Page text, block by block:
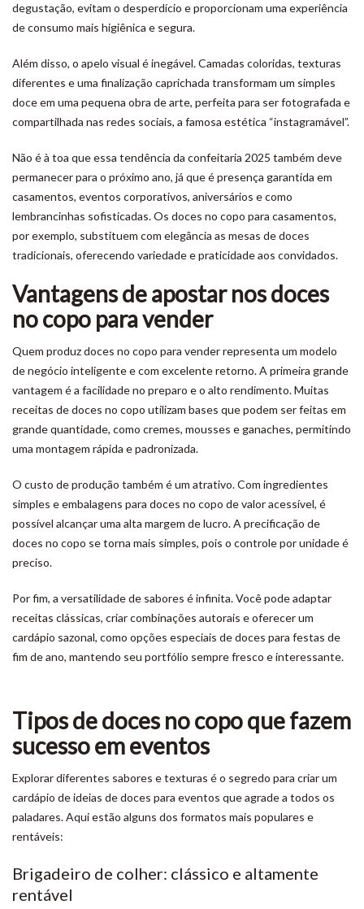
degustação, evitam o desperdício e proporcionam uma experiência
de consumo mais higiênica e segura.
Além disso, o apelo visual é inegável. Camadas coloridas, texturas
diferentes e uma finalização caprichada transformam um simples
doce em uma pequena obra de arte, perfeita para ser fotografada e
compartilhada nas redes sociais, a famosa estética “instagramável”.
Não é à toa que essa tendência da confeitaria 2025 também deve
permanecer para o próximo ano, já que é presença garantida em
casamentos, eventos corporativos, aniversários e como
lembrancinhas sofisticadas. Os doces no copo para casamentos,
por exemplo, substituem com elegância as mesas de doces
tradicionais, oferecendo variedade e praticidade aos convidados.
Vantagens de apostar nos doces
no copo para vender
Quem produz doces no copo para vender representa um modelo
de negócio inteligente e com excelente retorno. A primeira grande
vantagem é a facilidade no preparo e o alto rendimento. Muitas
receitas de doces no copo utilizam bases que podem ser feitas em
grande quantidade, como cremes, mousses e ganaches, permitindo
uma montagem rápida e padronizada.
O custo de produção também é um atrativo. Com ingredientes
simples e embalagens para doces no copo de valor acessível, é
possível alcançar uma alta margem de lucro. A precificação de
doces no copo se torna mais simples, pois o controle por unidade é
preciso.
Por fim, a versatilidade de sabores é infinita. Você pode adaptar
receitas clássicas, criar combinações autorais e oferecer um
cardápio sazonal, como opções especiais de doces para festas de
fim de ano, mantendo seu portfólio sempre fresco e interessante.
Tipos de doces no copo que fazem
sucesso em eventos
Explorar diferentes sabores e texturas é o segredo para criar um
cardápio de ideias de doces para eventos que agrade a todos os
paladares. Aqui estão alguns dos formatos mais populares e
rentáveis:
Brigadeiro de colher: clássico e altamente
rentável